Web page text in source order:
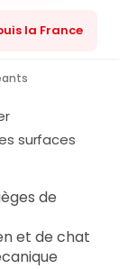
la France
surfaces
de
et de chat